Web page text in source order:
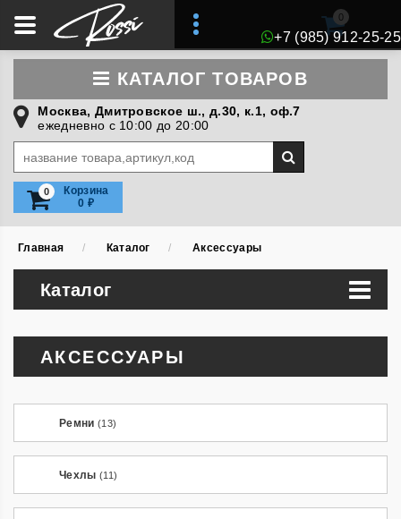
+7 (985) 912-25-25
0
КАТАЛОГ ТОВАРОВ
Москва, Дмитровское ш., д.30, к.1, оф.7
ежедневно с 10:00 до 20:00
0
Корзина
0 ₽
Главная Каталог Аксессуары
Каталог
АКСЕССУАРЫ
Ремни (13)
Чехлы (11)